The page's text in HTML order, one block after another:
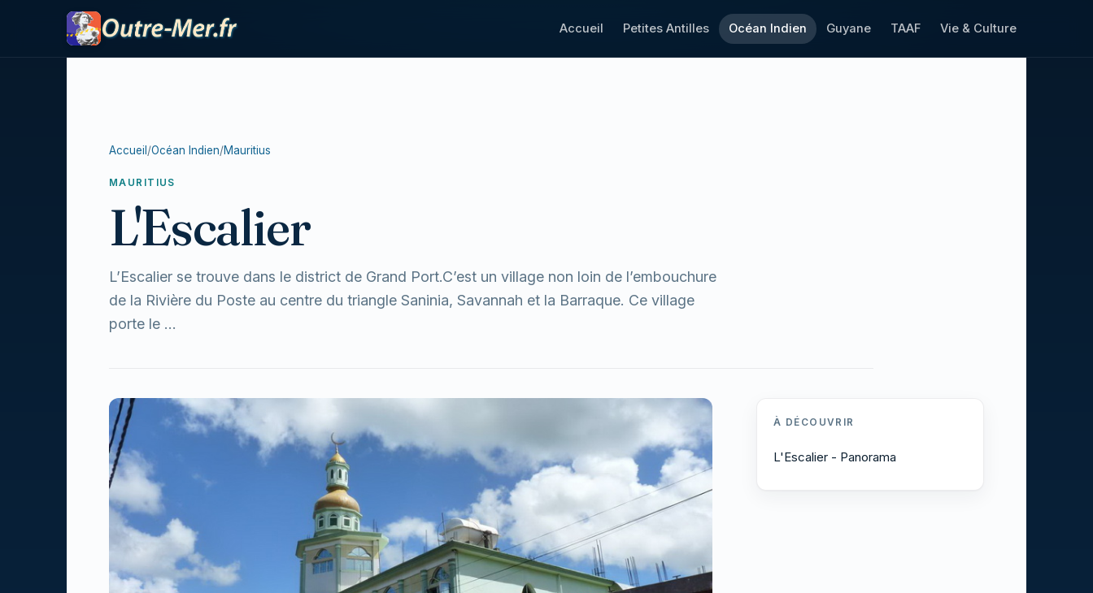
Accueil Petites Antilles Océan Indien Guyane TAAF Vie & Culture
Accueil /Océan Indien/Mauritius
MAURITIUS
L'Escalier
L’Escalier se trouve dans le district de Grand Port.C’est un village non loin de l’embouchure
de la Rivière du Poste au centre du triangle Saninia, Savannah et la Barraque. Ce village
porte le ...
À DÉCOUVRIR
L'Escalier - Panorama